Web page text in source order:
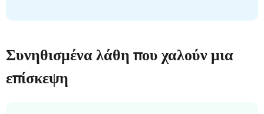
Συνηθισμένα λάθη που χαλούν μια
επίσκεψη